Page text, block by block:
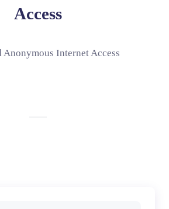
Access
Anonymous Internet Access